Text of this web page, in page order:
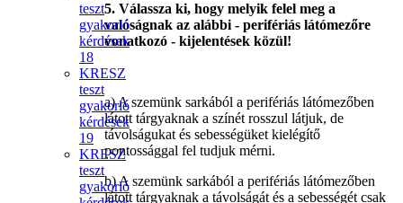
5. Válassza ki, hogy melyik felel meg a
valóságnak az alábbi - perifériás látómezőre
vonatkozó - kijelentések közül!
a) A szemünk sarkából a perifériás látómezőben
látott tárgyaknak a színét rosszul látjuk, de
távolságukat és sebességüket kielégítő
pontossággal fel tudjuk mérni.
b) A szemünk sarkából a perifériás látómezőben
látott tárgyaknak a távolságát és a sebességét csak
teszt
gyakorló
kérdések
18
KRESZ
teszt
gyakorló
kérdések
19
KRESZ
teszt
gyakorló